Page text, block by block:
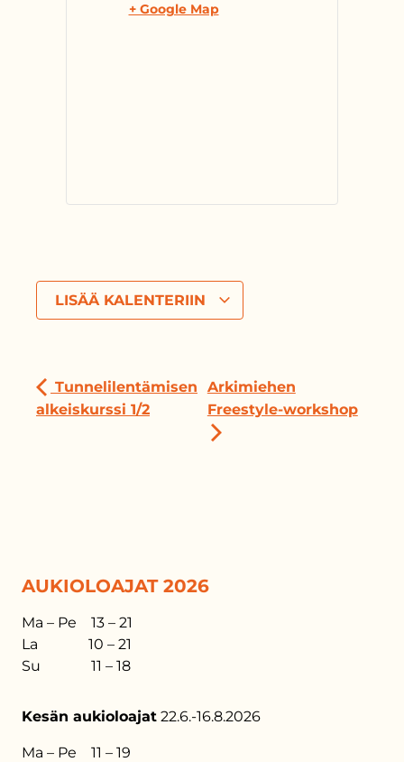
+ Google Map
LISÄÄ KALENTERIIN
Tunnelilentämisen
alkeiskurssi 1/2
Arkimiehen
Freestyle-workshop
AUKIOLOAJAT 2026
Ma – Pe 13 – 21
La 10 – 21
Su 11 – 18
Kesän aukioloajat 22.6.-16.8.2026
Ma – Pe 11 – 19